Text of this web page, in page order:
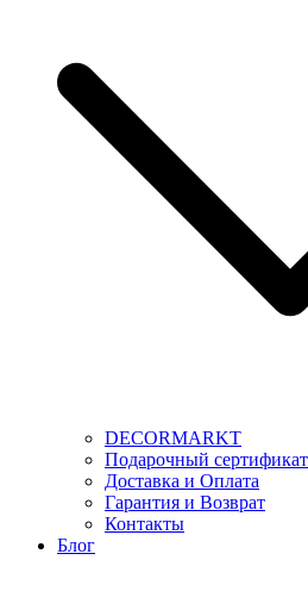
DECORMARKT
Подарочный сертификат
Доставка и Оплата
Гарантия и Возврат
Контакты
Блог